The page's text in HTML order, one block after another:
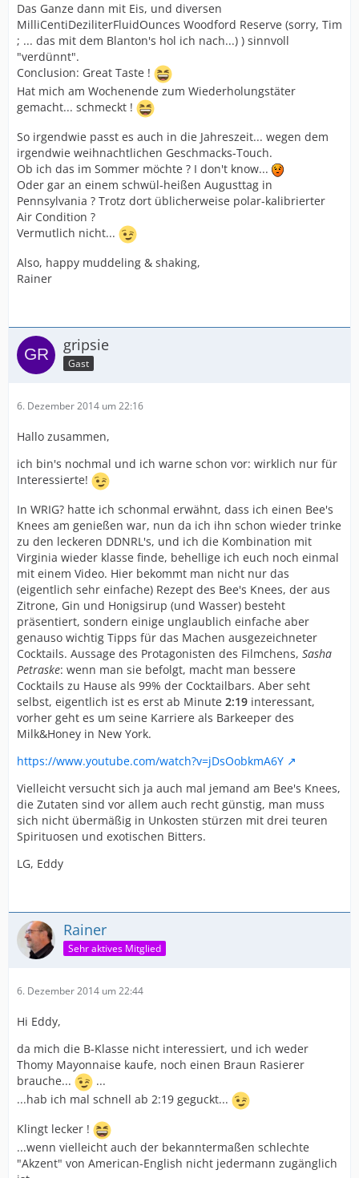
Das Ganze dann mit Eis, und diversen
MilliCentiDeziliterFluidOunces Woodford Reserve (sorry, Tim
; ... das mit dem Blanton's hol ich nach...) ) sinnvoll
"verdünnt".
Conclusion: Great Taste !
Hat mich am Wochenende zum Wiederholungstäter
gemacht... schmeckt !
So irgendwie passt es auch in die Jahreszeit... wegen dem
irgendwie weihnachtlichen Geschmacks-Touch.
Ob ich das im Sommer möchte ? I don't know...
Oder gar an einem schwül-heißen Augusttag in
Pennsylvania ? Trotz dort üblicherweise polar-kalibrierter
Air Condition ?
Vermutlich nicht...
Also, happy muddeling & shaking,
Rainer
gripsie
Gast
6. Dezember 2014 um 22:16
Hallo zusammen,
ich bin's nochmal und ich warne schon vor: wirklich nur für
Interessierte!
In WRIG? hatte ich schonmal erwähnt, dass ich einen Bee's
Knees am genießen war, nun da ich ihn schon wieder trinke
zu den leckeren DDNRL's, und ich die Kombination mit
Virginia wieder klasse finde, behellige ich euch noch einmal
mit einem Video. Hier bekommt man nicht nur das
(eigentlich sehr einfache) Rezept des Bee's Knees, der aus
Zitrone, Gin und Honigsirup (und Wasser) besteht
präsentiert, sondern einige unglaublich einfache aber
genauso wichtig Tipps für das Machen ausgezeichneter
Cocktails. Aussage des Protagonisten des Filmchens, Sasha
Petraske: wenn man sie befolgt, macht man bessere
Cocktails zu Hause als 99% der Cocktailbars. Aber seht
selbst, eigentlich ist es erst ab Minute 2:19 interessant,
vorher geht es um seine Karriere als Barkeeper des
Milk&Honey in New York.
https://www.youtube.com/watch?v=jDsOobkmA6Y
Vielleicht versucht sich ja auch mal jemand am Bee's Knees,
die Zutaten sind vor allem auch recht günstig, man muss
sich nicht übermäßig in Unkosten stürzen mit drei teuren
Spirituosen und exotischen Bitters.
LG, Eddy
Rainer
Sehr aktives Mitglied
6. Dezember 2014 um 22:44
Hi Eddy,
da mich die B-Klasse nicht interessiert, und ich weder
Thomy Mayonnaise kaufe, noch einen Braun Rasierer
brauche...
...
...hab ich mal schnell ab 2:19 geguckt...
Klingt lecker !
...wenn vielleicht auch der bekanntermaßen schlechte
"Akzent" von American-English nicht jedermann zugänglich